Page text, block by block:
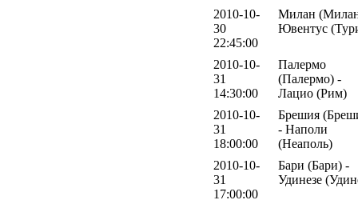
2010-10-
30
22:45:00
Милан
Ювентус
2010-10-
31
14:30:00
Палермо
(Палермо) -
Лацио (Рим)
2010-10-
31
18:00:00
Брешия
- Наполи
(Неаполь)
2010-10-
31
17:00:00
Бари (Бари) -
Удинезе